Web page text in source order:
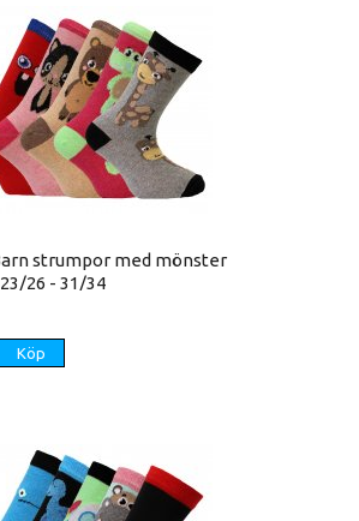
strumpor med mönster
26 - 31/34
Köp